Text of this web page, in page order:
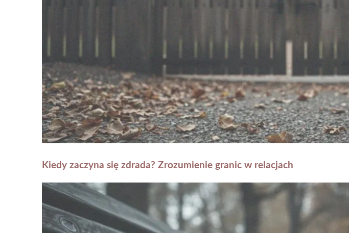
Kiedy zaczyna się zdrada? Zrozumienie granic w relacjach